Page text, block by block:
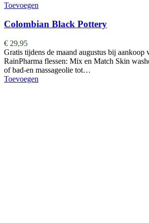
Toevoegen
Colombian Black Pottery
€ 29,95
Gratis tijdens de maand augustus bij aankoop
RainPharma flessen: Mix en Match Skin
of bad-en massageolie tot…
Toevoegen